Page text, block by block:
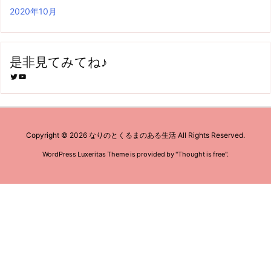
2020年10月
是非見てみてね♪
Twitter YouTube
Copyright © 2026 なりのとくるまのある生活 All Rights Reserved.
WordPress Luxeritas Theme is provided by "Thought is free".